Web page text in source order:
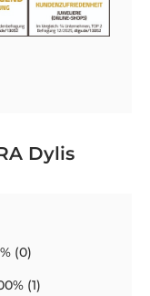
Dylis
(0)
(1)